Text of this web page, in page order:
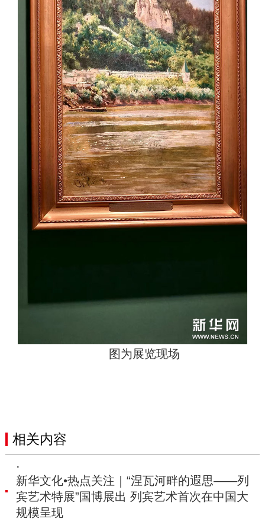
图为展览现场
相关内容
·
新华文化•热点关注｜“涅瓦河畔的遐思——列
宾艺术特展”国博展出 列宾艺术首次在中国大
规模呈现